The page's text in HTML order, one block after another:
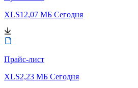
XLS12,07 МБ Сегодня
Прайс-лист
XLS2,23 МБ Сегодня